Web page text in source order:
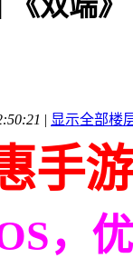
| 显示全部楼
手
，